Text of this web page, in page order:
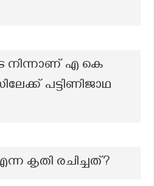
നിന്നാണ് എ കെ
പട്ടിണിജാഥ
കൃതി രചിച്ചത്?